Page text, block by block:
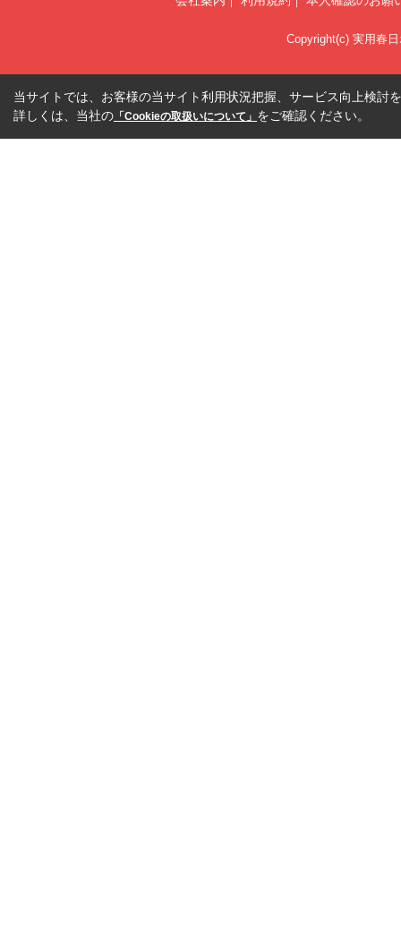
Copyright(c) 実用春
当サイトでは、お客様の当サイト利用状況把握、サービス向上検討
詳しくは、当社の 「Cookieの取扱いについて」 をご確認ください。